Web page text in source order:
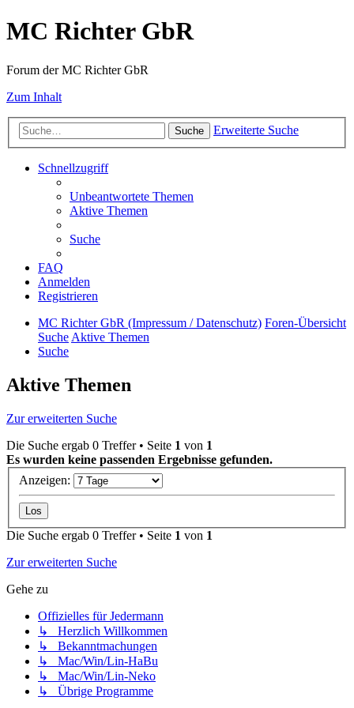
MC Richter GbR
Forum der MC Richter GbR
Zum Inhalt
Suche Erweiterte Suche
Schnellzugriff
Unbeantwortete Themen
Aktive Themen
Suche
FAQ
Anmelden
Registrieren
MC Richter GbR (Impressum / Datenschutz) Foren-Übersicht
SucheAktive Themen
Suche
Aktive Themen
Zur erweiterten Suche
Die Suche ergab 0 Treffer • Seite 1 von 1
Es wurden keine passenden Ergebnisse gefunden.
Anzeigen:
Die Suche ergab 0 Treffer • Seite 1 von 1
Zur erweiterten Suche
Gehe zu
Offizielles für Jedermann
↳ Herzlich Willkommen
↳ Bekanntmachungen
↳ Mac/Win/Lin-HaBu
↳ Mac/Win/Lin-Neko
↳ Übrige Programme